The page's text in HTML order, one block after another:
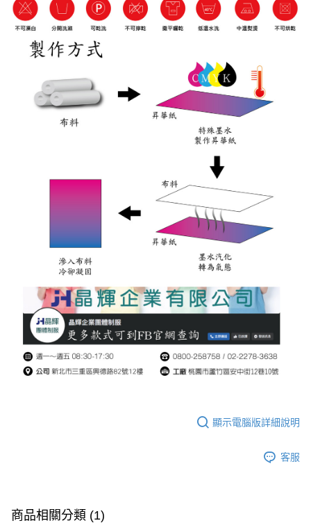
顯示電腦版詳細說明
客服
商品相關分類 (1)